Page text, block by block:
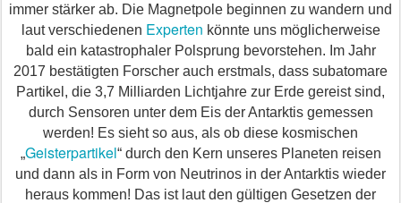
immer stärker ab. Die Magnetpole beginnen zu wandern und
laut verschiedenen Experten könnte uns möglicherweise
bald ein katastrophaler Polsprung bevorstehen. Im Jahr
2017 bestätigten Forscher auch erstmals, dass subatomare
Partikel, die 3,7 Milliarden Lichtjahre zur Erde gereist sind,
durch Sensoren unter dem Eis der Antarktis gemessen
werden! Es sieht so aus, als ob diese kosmischen
„Geisterpartikel“ durch den Kern unseres Planeten reisen
und dann als in Form von Neutrinos in der Antarktis wieder
heraus kommen! Das ist laut den gültigen Gesetzen der